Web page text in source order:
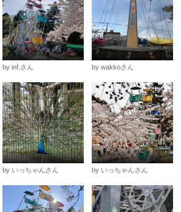
by inf.さん by wakkoさん
by いっちゃんさん by いっちゃんさん